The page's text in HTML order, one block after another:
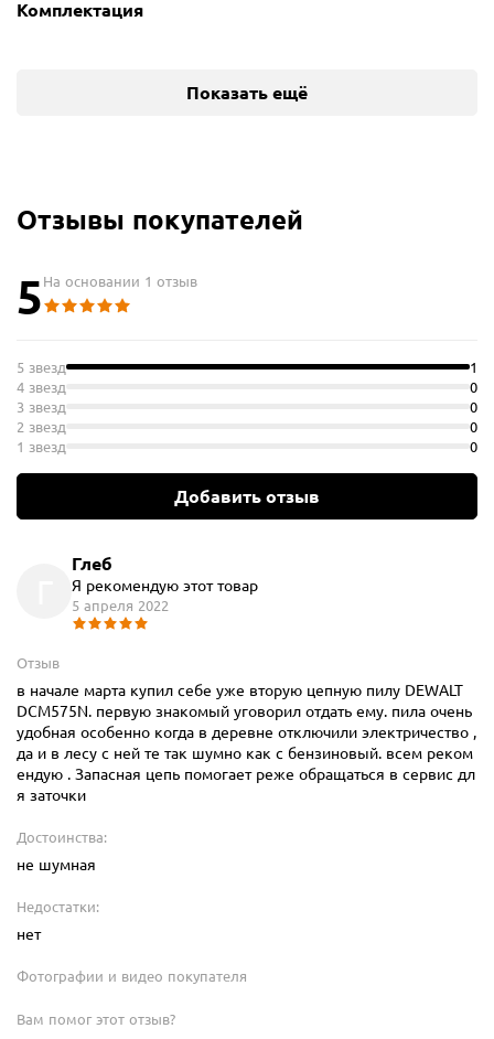
Комплектация
Показать ещё
Отзывы покупателей
5На основании 1 отзыв
1 звезд 0
2 звезд 0
3 звезд 0
4 звезд 0
5 звезд 1
Добавить отзыв
Глеб
Я рекомендую этот товар
5 апреля 2022
Отзыв
в начале марта купил себе уже вторую цепную пилу DEWALT
DCM575N. первую знакомый уговорил отдать ему. пила очень
удобная особенно когда в деревне отключили электричество ,
да и в лесу с ней те так шумно как с бензиновый. всем реком
ендую . Запасная цепь помогает реже обращаться в сервис дл
я заточки
Достоинства:
не шумная
Недостатки:
нет
Фотографии и видео покупателя
Вам помог этот отзыв?